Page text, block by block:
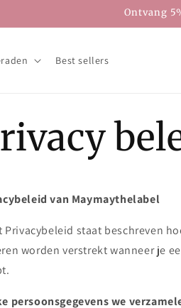
Ontvang
Best sellers
van Maymaythelabel
Privacybeleid staat beschreven
worden verstrekt wanneer je
persoonsgegevens we